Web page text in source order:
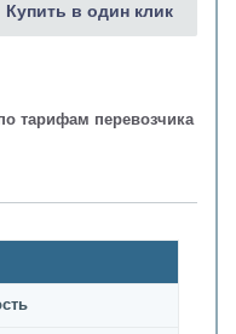
тарифам перевозчика
Купить в один клик